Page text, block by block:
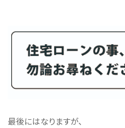
最後にはなりますが、